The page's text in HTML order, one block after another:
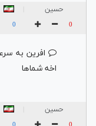
حسین
0
0
افرین به
اخه شماها
حسین
0
0